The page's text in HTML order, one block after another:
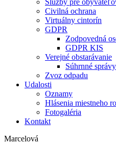
Služby pre
Civilná ochrana
Virtuálny cintorín
GDPR
Zodpovedná
GDPR KIS
Verejné obstarávanie
Súhrnné
Zvoz odpadu
Udalosti
Oznamy
Hlásenia miestneho
Fotogaléria
Kontakt
Marcelová